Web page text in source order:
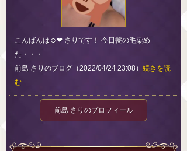
こんばんは☺️❤︎ さりです！ 今日髪の毛染め
た・・・
前島 さりのブログ（2022/04/24 23:08） 続きを読
む
前島 さりのプロフィール